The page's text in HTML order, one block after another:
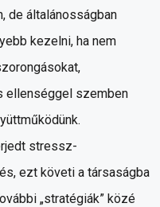
de általánosságban
kezelni, ha nem
ellenséggel szemben
stressz-
ezt követi a társaságba
„stratégiák” közé